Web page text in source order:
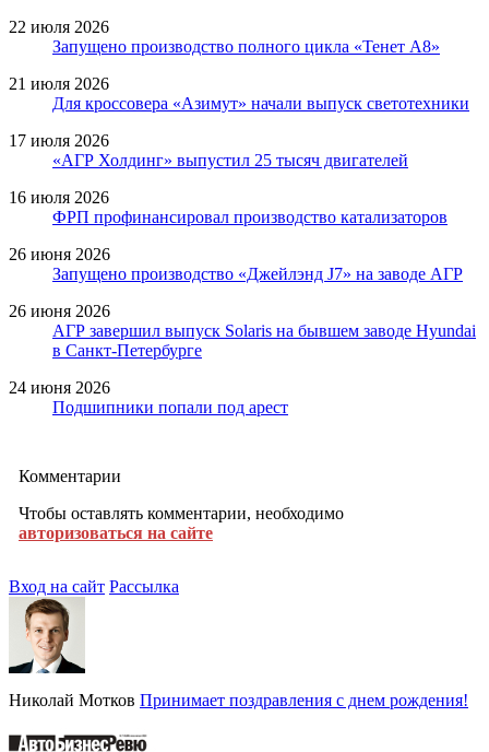
22 июля 2026
Запущено производство полного цикла «Тенет A8»
21 июля 2026
Для кроссовера «Азимут» начали выпуск светотехники
17 июля 2026
«АГР Холдинг» выпустил 25 тысяч двигателей
16 июля 2026
ФРП профинансировал производство катализаторов
26 июня 2026
Запущено производство «Джейлэнд J7» на заводе АГР
26 июня 2026
АГР завершил выпуск Solaris на бывшем заводе Hyundai
в Санкт-Петербурге
24 июня 2026
Подшипники попали под арест
Комментарии
Чтобы оставлять комментарии, необходимо
авторизоваться на сайте
Вход на сайт Рассылка
Николай Мотков Принимает поздравления с днем рождения!